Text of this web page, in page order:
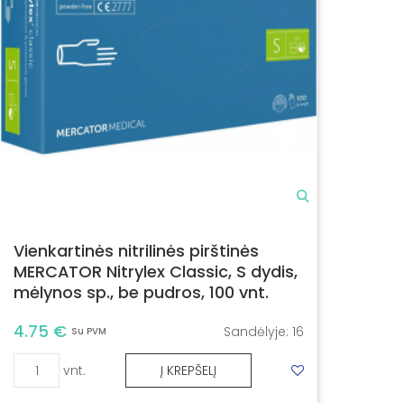
Vienkartinės nitrilinės pirštinės
MERCATOR Nitrylex Classic, S dydis,
mėlynos sp., be pudros, 100 vnt.
4.75 € Su PVM Sandėlyje: 16
vnt. Į KREPŠELĮ